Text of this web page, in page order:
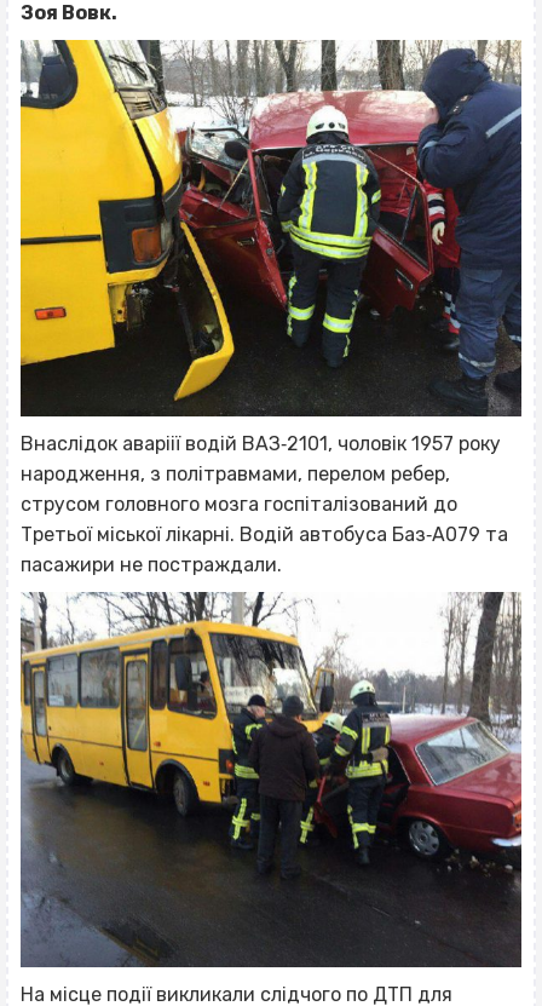
Зоя Вовк.
Внаслідок аваріії водій ВАЗ‐2101, чоловік 1957 року
народження, з політравмами, перелом ребер,
струсом головного мозга госпіталізований до
Третьої міської лікарні. Водій автобуса Баз‐А079 та
пасажири не постраждали.
На місце події викликали слідчого по ДТП для